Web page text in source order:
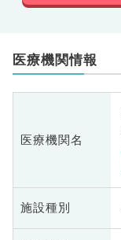
医療機関情報
医療機関名
施設種別